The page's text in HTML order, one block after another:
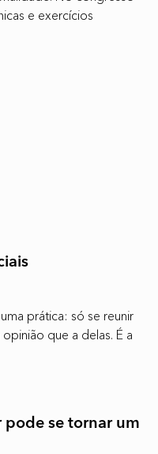
e exercícios
prática: só se reunir
que a delas. É a
pode se tornar um